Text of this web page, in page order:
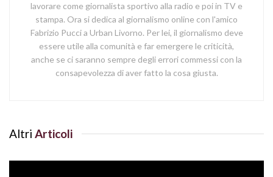
lavorare come giornalista sportivo alla radio e poi in TV e
stampa. Ora si dedica al giornalismo online con l'amico
Fabrizio Pucci a Urban Livorno. Per lei, il giornalismo deve
essere utile alla comunità e far emergere le criticità,
anche se ci saranno sempre degli errori commessi con la
consapevolezza di aver fatto la cosa giusta.
Altri Articoli